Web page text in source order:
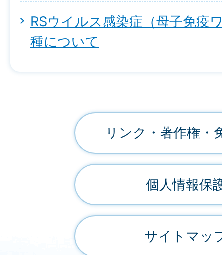
RSウイルス感染症（母子免疫
種について
リンク・著作権・
個人情報保
サイトマッ